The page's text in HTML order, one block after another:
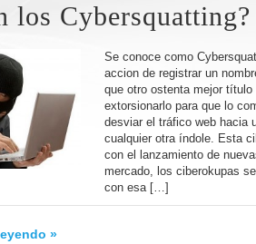
los Cybersquatting?
Se conoce como
accion de registrar un
que otro ostenta mejor
extorsionarlo para que lo
desviar el tráfico web hacia
cualquier otra índole. Esta
con el lanzamiento de
mercado, los ciberokupas
con esa […]
»